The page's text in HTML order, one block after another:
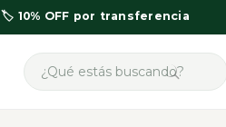
🏷️ 10% OFF por transferencia